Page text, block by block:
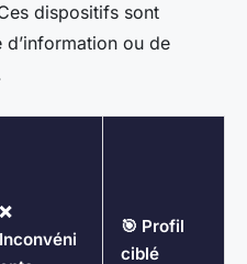
dispositifs sont
ou de
❌
Inconvéni
🎯 Profil
ciblé